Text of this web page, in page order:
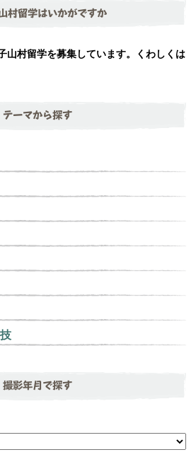
村留学はいかがですか
山村留学を募集しています。くわしくは
テーマから探す
撮影年月で探す